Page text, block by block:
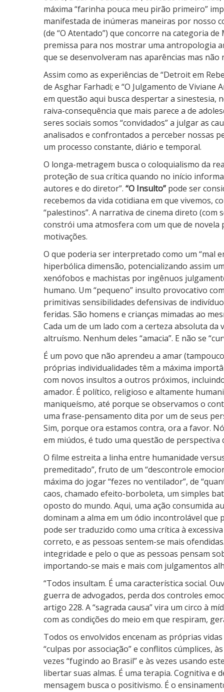
máxima “farinha pouca meu pirão primeiro”
manifestada de inúmeras maneiras por nosso
(de “O Atentado”) que concorre na categoria
premissa para nos mostrar uma antropologia
que se desenvolveram nas aparências mas não
Assim como as experiências de “Detroit em
de Asghar Farhadi; e “O Julgamento de Viviane
em questão aqui busca despertar a sinestesia,
raiva-consequência que mais parece a de
seres sociais somos “convidados” a julgar as
analisados e confrontados a perceber nossas
um processo constante, diário e temporal.
O longa-metragem busca o coloquialismo da
proteção de sua crítica quando no início
autores e do diretor”. “O Insulto” pode ser
recebemos da vida cotidiana em que vivemos,
“palestinos”. A narrativa de cinema direto
constrói uma atmosfera com um que de
motivações.
O que poderia ser interpretado como um “mal
hiperbólica dimensão, potencializando assim
xenófobos e machistas por ingênuos
humano. Um “pequeno” insulto provocativo
primitivas sensibilidades defensivas de
feridas. São homens e crianças mimadas ao
Cada um de um lado com a certeza absoluta da
altruísmo. Nenhum deles “amacia”. E não se
É um povo que não aprendeu a amar
próprias individualidades têm a máxima
com novos insultos a outros próximos,
amador. É político, religioso e altamente
maniqueísmo, até porque se observamos o
uma frase-pensamento dita por um de seus
Sim, porque ora estamos contra, ora a favor.
em miúdos, é tudo uma questão de perspectiva
O filme estreita a linha entre humanidade
premeditado”, fruto de um “descontrole
máxima do jogar “fezes no ventilador”, de
caos, chamado efeito-borboleta, um simples
oposto do mundo. Aqui, uma ação consumida
dominam a alma em um ódio incontrolável que
pode ser traduzido como uma crítica à
correto, e as pessoas sentem-se mais
integridade e pelo o que as pessoas pensam
importando-se mais e mais com julgamentos
“Todos insultam. É uma característica social.
guerra de advogados, perda dos controles
artigo 228. A “sagrada causa” vira um circo à
com as condições do meio em que respiram,
Todos os envolvidos encenam as próprias
“culpas por associação” e conflitos cúmplices,
vezes “fugindo ao Brasil” e às vezes usando
libertar suas almas. É uma terapia. Cognitiva e
mensagem busca o positivismo. É o